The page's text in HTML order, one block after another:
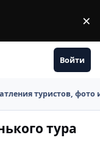
×
Войти
туристов, фото
тура